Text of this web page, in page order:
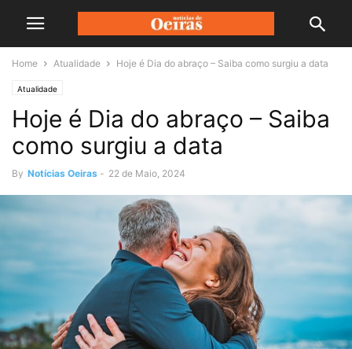
Home Atualidade Hoje é Dia do abraço – Saiba como surgiu a data
Atualidade
Hoje é Dia do abraço – Saiba
como surgiu a data
By Notícias Oeiras - 22 de Maio, 2024